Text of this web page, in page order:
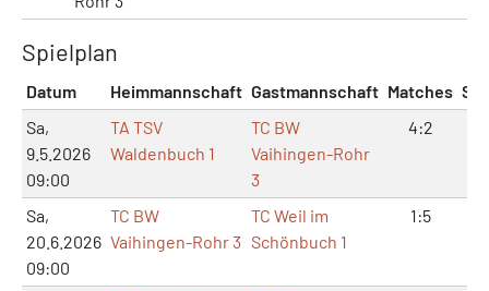
Spielplan
Datum Heimmannschaft Gastmannschaft Matches
Sa,
9.5.2026
09:00
TA TSV
Waldenbuch 1
TC BW
Vaihingen-Rohr
3
4:2
Sa,
20.6.2026
09:00
TC BW
Vaihingen-Rohr 3
TC Weil im
Schönbuch 1
1:5